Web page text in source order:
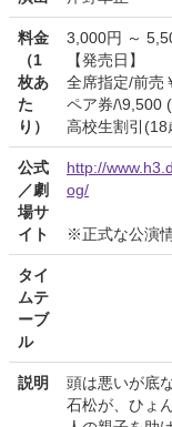
料金
（1
枚あ
た
り）
3,000円 ～
【発売日】
全席指定/前売
ペア券/\9,500
高校生割引
公式
／劇
場サ
イト
http://
og/
※正式な公演
タイ
ムテ
ーブ
ル
説明
頭は悪いが底
石松が、ひょ